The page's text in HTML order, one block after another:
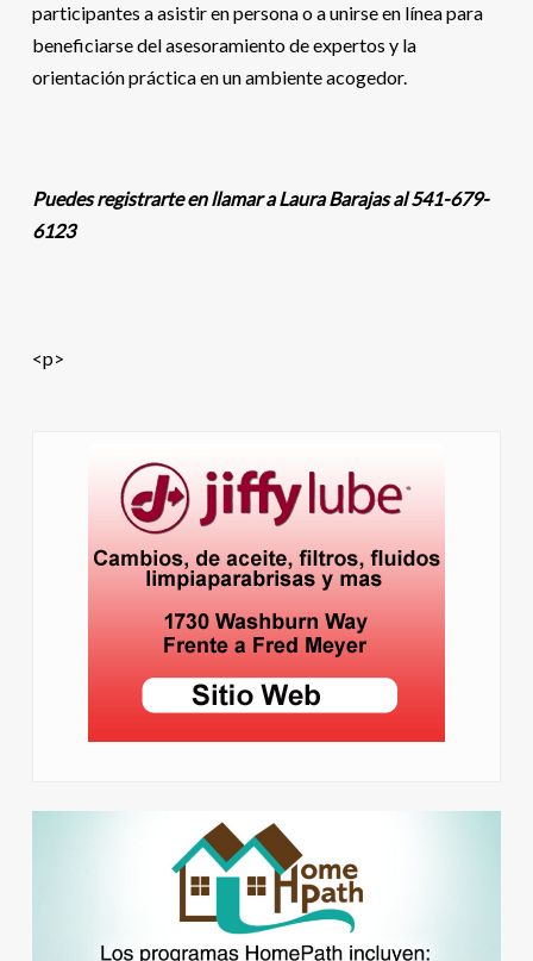
participantes a asistir en persona o a unirse en línea para
beneficiarse del asesoramiento de expertos y la
orientación práctica en un ambiente acogedor.
Puedes registrarte en llamar a Laura Barajas al 541-679-
6123
<p>